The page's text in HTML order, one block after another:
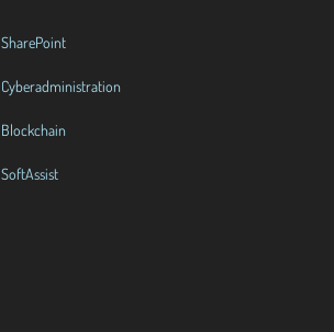
SharePoint
Cyberadministration
Blockchain
SoftAssist